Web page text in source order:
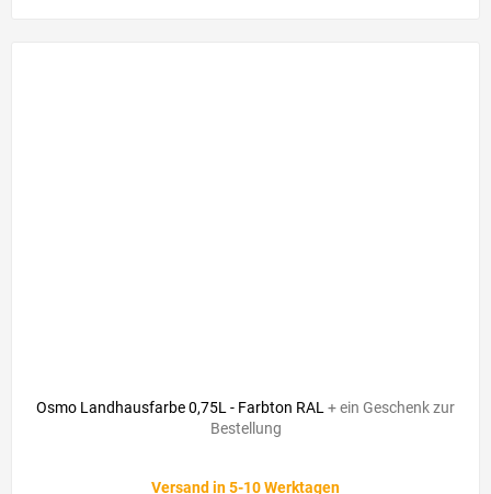
Osmo Landhausfarbe 0,75L - Farbton RAL+ ein Geschenk zur
Bestellung
Versand in 5-10 Werktagen